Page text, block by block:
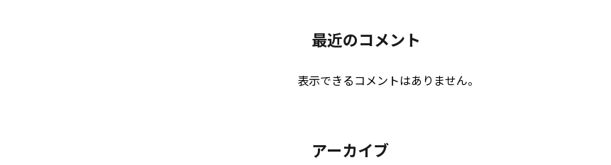
最近のコメント
表示できるコメントはありません。
アーカイブ